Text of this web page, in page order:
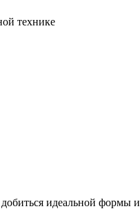
технике
идеальной